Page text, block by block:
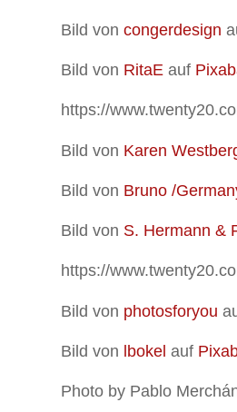
Bild von congerdesign
Bild von RitaE auf
https://
Bild von Karen
Bild von Bruno /
Bild von S. Hermann &
https://
Bild von photosforyou
Bild von lbokel auf
Photo by Pablo